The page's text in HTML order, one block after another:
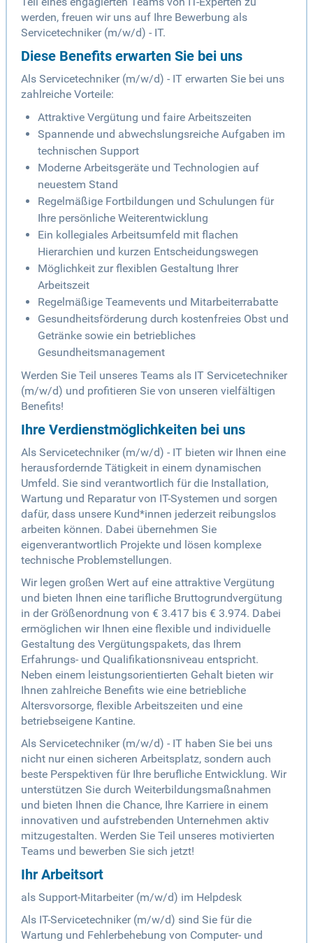
werden, freuen wir uns auf Ihre Bewerbung als
Servicetechniker (m/w/d) - IT.
Diese Benefits erwarten Sie bei uns
Als Servicetechniker (m/w/d) - IT erwarten Sie bei uns
zahlreiche Vorteile:
Attraktive Vergütung und faire Arbeitszeiten
Spannende und abwechslungsreiche Aufgaben im
technischen Support
Moderne Arbeitsgeräte und Technologien auf
neuestem Stand
Regelmäßige Fortbildungen und Schulungen für
Ihre persönliche Weiterentwicklung
Ein kollegiales Arbeitsumfeld mit flachen
Hierarchien und kurzen Entscheidungswegen
Möglichkeit zur flexiblen Gestaltung Ihrer
Arbeitszeit
Regelmäßige Teamevents und Mitarbeiterrabatte
Gesundheitsförderung durch kostenfreies Obst und
Getränke sowie ein betriebliches
Gesundheitsmanagement
Werden Sie Teil unseres Teams als IT Servicetechniker
(m/w/d) und profitieren Sie von unseren vielfältigen
Benefits!
Ihre Verdienstmöglichkeiten bei uns
Als Servicetechniker (m/w/d) - IT bieten wir Ihnen eine
herausfordernde Tätigkeit in einem dynamischen
Umfeld. Sie sind verantwortlich für die Installation,
Wartung und Reparatur von IT-Systemen und sorgen
dafür, dass unsere Kund*innen jederzeit reibungslos
arbeiten können. Dabei übernehmen Sie
eigenverantwortlich Projekte und lösen komplexe
technische Problemstellungen.
Wir legen großen Wert auf eine attraktive Vergütung
und bieten Ihnen eine tarifliche Bruttogrundvergütung
in der Größenordnung von € 3.417 bis € 3.974. Dabei
ermöglichen wir Ihnen eine flexible und individuelle
Gestaltung des Vergütungspakets, das Ihrem
Erfahrungs- und Qualifikationsniveau entspricht.
Neben einem leistungsorientierten Gehalt bieten wir
Ihnen zahlreiche Benefits wie eine betriebliche
Altersvorsorge, flexible Arbeitszeiten und eine
betriebseigene Kantine.
Als Servicetechniker (m/w/d) - IT haben Sie bei uns
nicht nur einen sicheren Arbeitsplatz, sondern auch
beste Perspektiven für Ihre berufliche Entwicklung. Wir
unterstützen Sie durch Weiterbildungsmaßnahmen
und bieten Ihnen die Chance, Ihre Karriere in einem
innovativen und aufstrebenden Unternehmen aktiv
mitzugestalten. Werden Sie Teil unseres motivierten
Teams und bewerben Sie sich jetzt!
Ihr Arbeitsort
als Support-Mitarbeiter (m/w/d) im Helpdesk
Als IT-Servicetechniker (m/w/d) sind Sie für die
Wartung und Fehlerbehebung von Computer- und